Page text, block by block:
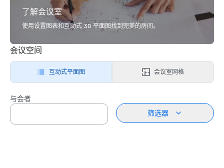
了解会议室
使用设置图表和互动式 3D 平面图找到完美的房间。
会议空间
互动式平面图 会议室网格
与会者
筛选器